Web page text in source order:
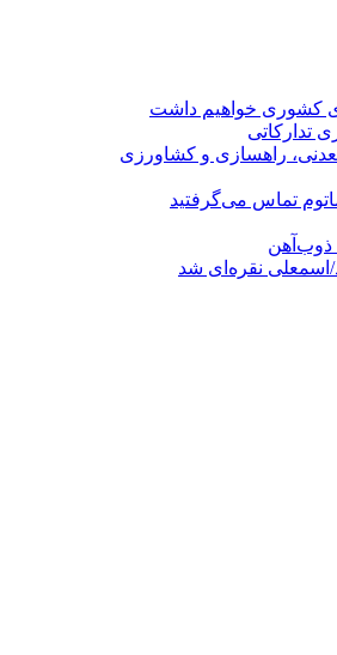
کشوری خواهیم داشت
تدارکاتی
راهسازی و کشاورزی
تماس می‌گرفتید
ذوب‌آهن
اسمعلی نقره‌ای شد